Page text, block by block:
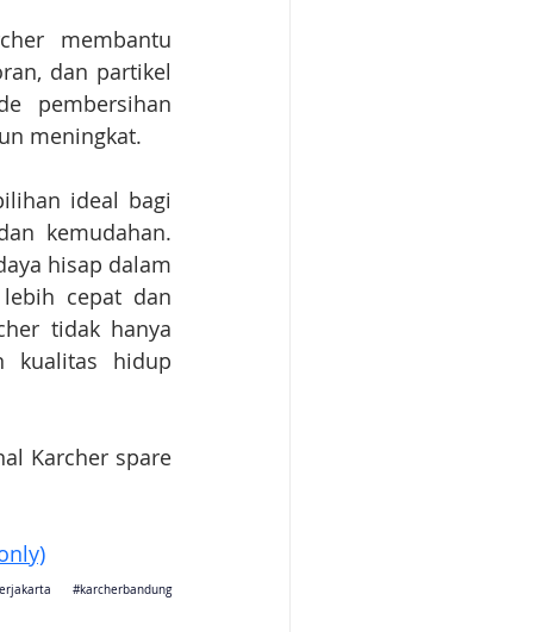
membantu
dan partikel
pembersihan
meningkat.
ideal bagi
kemudahan.
hisap dalam
cepat dan
tidak hanya
kualitas hidup
Karcher spare
#karcherbandung